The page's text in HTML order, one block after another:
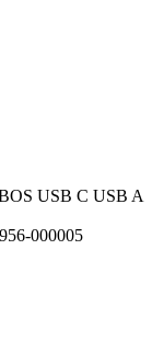
USB C USB A
000005